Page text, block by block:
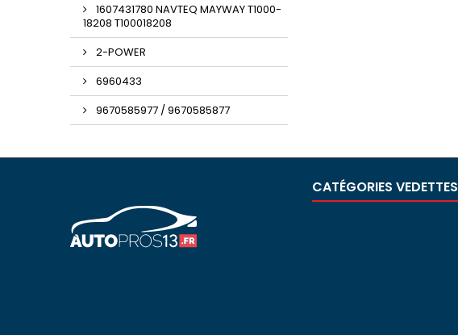
1607431780 NAVTEQ MAYWAY T1000-
18208 T100018208
2-POWER
6960433
9670585977 / 9670585877
CATÉGORIES VEDETTES